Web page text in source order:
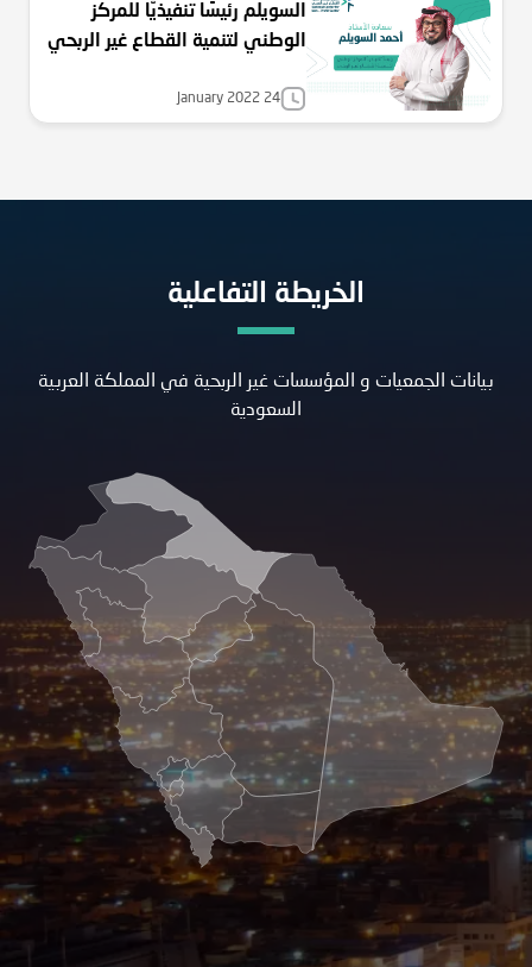
السويلم رئيسًا تنفيذيًّا للمركز
الوطني لتنمية القطاع غير الربحي
January 2022 24
الخريطة التفاعلية
بيانات الجمعيات و المؤسسات غير الربحية في المملكة العربية
السعودية